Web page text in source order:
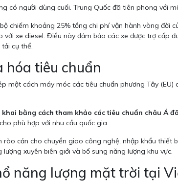
có người dùng cuối. Trung Quốc đã tiên phong với
chiếm khoảng 25% tổng chi phí vận hành vòng
xe diesel. Điều này đảm bảo các xe được trợ cấp
cụ thể.
hóa tiêu chuẩn
một cách máy móc các tiêu chuẩn phương Tây
bằng cách tham khảo các tiêu chuẩn châu Á
phù hợp với nhu cầu quốc gia.
rào cản cho chuyển giao công nghệ, nhập khẩu thiết
xuyên biên giới và bổ sung năng lượng khu vực.
năng lượng mặt trời tại